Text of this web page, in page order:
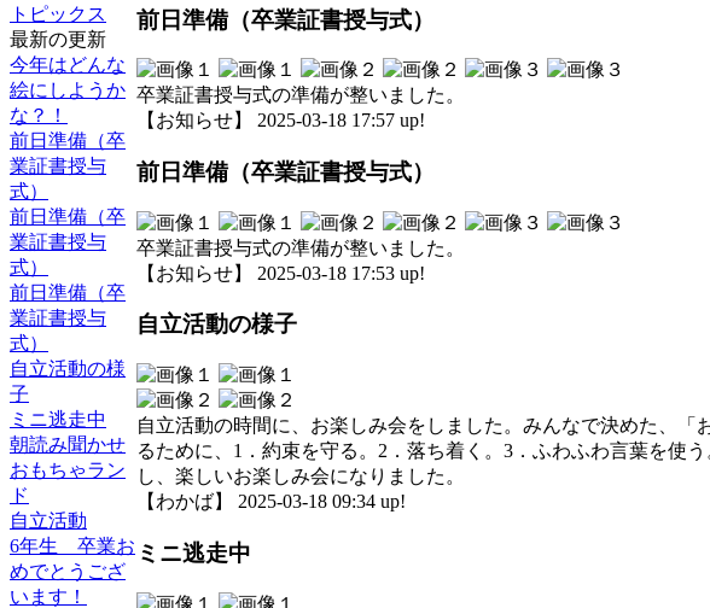
トピックス
最新の更新
今年はどんな
絵にしようか
な？！
前日準備（卒
業証書授与
式）
前日準備（卒
業証書授与
式）
前日準備（卒
業証書授与
式）
自立活動の様
子
ミニ逃走中
朝読み聞かせ
おもちゃラン
ド
自立活動
6年生 卒業お
めでとうござ
います！
前日準備（卒業証書授与式）
卒業証書授与式の準備が整いました。
【お知らせ】 2025-03-18 17:57 up!
前日準備（卒業証書授与式）
卒業証書授与式の準備が整いました。
【お知らせ】 2025-03-18 17:53 up!
自立活動の様子
自立活動の時間に、お楽しみ会をしました。みんなで決めた、
るために、1．約束を守る。2．落ち着く。3．ふわふわ言葉を使
し、楽しいお楽しみ会になりました。
【わかば】 2025-03-18 09:34 up!
ミニ逃走中